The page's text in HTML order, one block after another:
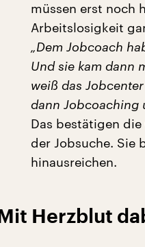
müssen erst noch
Arbeitslosigkeit
„Dem Jobcoach
Und sie kam dann
weiß das
dann Jobcoaching
Das bestätigen
der Jobsuche. Sie
hinausreichen.
Mit Herzblut